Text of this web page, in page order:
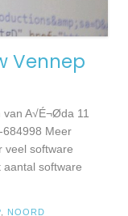
Vennep
van A√É¬Øda 11
684998 Meer
software
aantal software
NOORD